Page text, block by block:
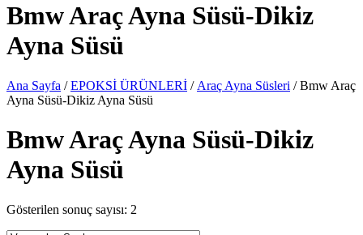
Bmw Araç Ayna Süsü-Dikiz
Ayna Süsü
Ana Sayfa /EPOKSİ ÜRÜNLERİ / Araç Ayna Süsleri / Bmw Araç
Ayna Süsü-Dikiz Ayna Süsü
Bmw Araç Ayna Süsü-Dikiz
Ayna Süsü
Gösterilen sonuç sayısı: 2